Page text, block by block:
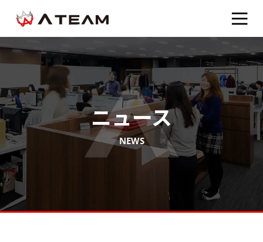
ニュース
NEWS